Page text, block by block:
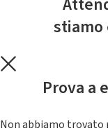
Prova a
Non abbiamo trovato